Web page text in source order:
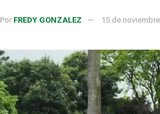
Por FREDY GONZALEZ 15 de